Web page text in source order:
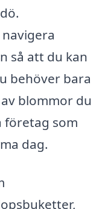
så att du kan
behöver bara
blommor du
företag som
dag.